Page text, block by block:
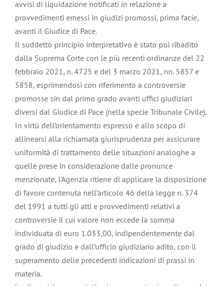
avvisi di liquidazione notificati in relazione a
provvedimenti emessi in giudizi promossi, prima facie,
avanti il Giudice di Pace.
Il suddetto principio interpretativo è stato poi ribadito
dalla Suprema Corte con le più recenti ordinanze del 22
febbraio 2021, n. 4725 e del 3 marzo 2021, nn. 5857 e
5858, esprimendosi con riferimento a controversie
promosse sin dal primo grado avanti uffici giudiziari
diversi dal Giudice di Pace (nella specie Tribunale Civile).
In virtù dell’orientamento espresso e allo scopo di
allinearsi alla richiamata giurisprudenza per assicurare
uniformità di trattamento delle situazioni analoghe a
quelle prese in considerazione dalle pronunce
menzionate, l’Agenzia ritiene di applicare la disposizione
di favore contenuta nell’articolo 46 della legge n. 374
del 1991 a tutti gli atti e provvedimenti relativi a
controversie il cui valore non eccede la somma
individuata di euro 1.033,00, indipendentemente dal
grado di giudizio e dall’ufficio giudiziario adito, con il
superamento delle precedenti indicazioni di prassi in
materia.